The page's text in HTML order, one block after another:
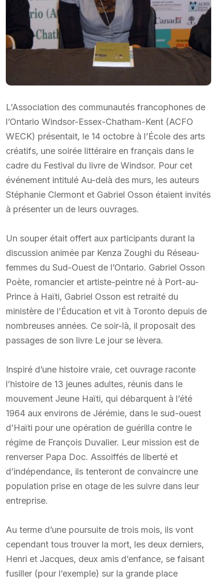
L’Association des communautés francophones de
l’Ontario Windsor-Essex-Chatham-Kent (ACFO
WECK) présentait, le 14 octobre à l’École des arts
créatifs, une soirée littéraire en français dans le
cadre du Festival du livre de Windsor. Pour cet
événement intitulé Au-delà des murs, les auteurs
Stéphanie Clermont et Gabriel Osson étaient invités
à présenter un de leurs ouvrages.
Un souper était offert aux participants durant la
discussion animée par Kenza Zoughi du Réseau-
femmes du Sud-Ouest de l’Ontario. Gabriel Osson
Poète, romancier et artiste-peintre né à Port-au-
Prince à Haïti, Gabriel Osson est retraité du
ministère de l’Éducation et vit à Toronto depuis de
nombreuses années. Ce soir-là, il proposait des
passages de son livre Le jour se lèvera.
Inspiré d’une histoire vraie, cet ouvrage raconte
l’histoire de 13 jeunes adultes, réunis dans le
mouvement Jeune Haïti, qui débarquent à l’été
1964 aux environs de Jérémie, dans le sud-ouest
d’Haïti pour une opération de guérilla contre le
régime de François Duvalier. Leur mission est de
renverser Papa Doc. Assoiffés de liberté et
d’indépendance, ils tenteront de convaincre une
population prise en otage de les suivre dans leur
entreprise.
Au terme d’une poursuite de trois mois, ils vont
cependant tous trouver la mort, les deux derniers,
Henri et Jacques, deux amis d’enfance, se faisant
fusiller (pour l’exemple) sur la grande place